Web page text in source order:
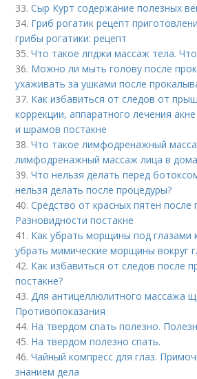
33.Сыр Курт содержание полезных
34. Гриб рогатик рецепт
грибы рогатики: рецепт
35.Что такое лпджи массаж тела.
36. Можно ли мыть голову после
ухаживать за ушками после
37. Как избавиться от следов от
коррекции, аппаратного лечения
и шрамов постакне
38.Что такое лимфодренажный
лимфодренажный массаж лица в
39.Что нельзя делать перед
нельзя делать после процедуры?
40.Средство от красных пятен после
Разновидности постакне
41. Как убрать морщины под глазами
убрать мимические морщины вокруг
42. Как избавиться от следов после
постакне?
43.Для антицеллюлитного массажа
Противопоказания
44. На твердом спать полезно.
45. На твердом полезно спать.
46.Чайный компресс для глаз.
знанием дела